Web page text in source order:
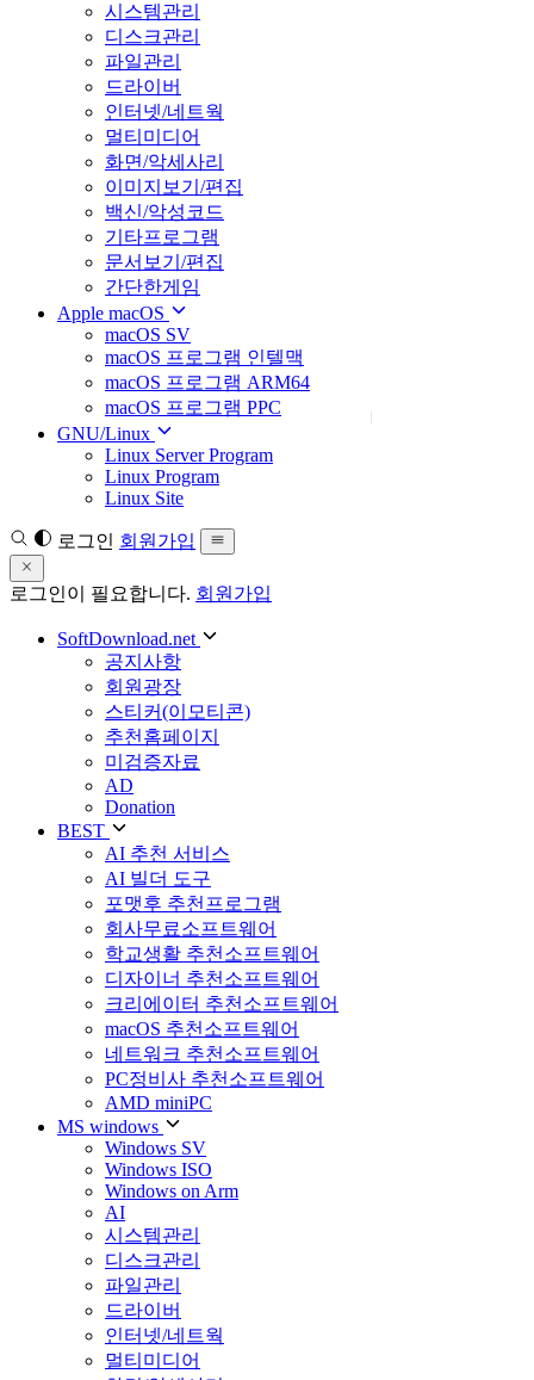
시스템관리
디스크관리
파일관리
드라이버
인터넷/네트웍
멀티미디어
화면/악세사리
이미지보기/편집
백신/악성코드
기타프로그램
문서보기/편집
간단한게임
Apple macOS
macOS SV
macOS 프로그램 인텔맥
macOS 프로그램 ARM64
macOS 프로그램 PPC
GNU/Linux
Linux Server Program
Linux Program
Linux Site
로그인 회원가입
로그인이 필요합니다. 회원가입
SoftDownload.net
공지사항
회원광장
스티커(이모티콘)
추천홈페이지
미검증자료
AD
Donation
BEST
AI 추천 서비스
AI 빌더 도구
포맷후 추천프로그램
회사무료소프트웨어
학교생활 추천소프트웨어
디자이너 추천소프트웨어
크리에이터 추천소프트웨어
macOS 추천소프트웨어
네트워크 추천소프트웨어
PC정비사 추천소프트웨어
AMD miniPC
MS windows
Windows SV
Windows ISO
Windows on Arm
AI
시스템관리
디스크관리
파일관리
드라이버
인터넷/네트웍
멀티미디어